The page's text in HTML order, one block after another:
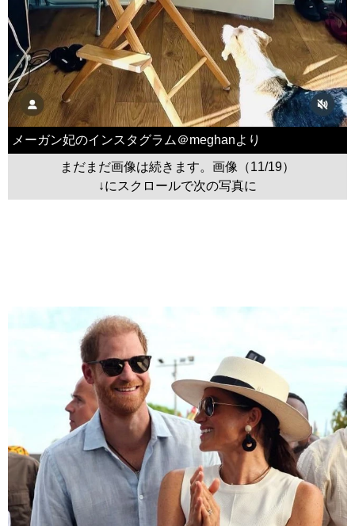
メーガン妃のインスタグラム＠meghanより
まだまだ画像は続きます。画像（11/19）
↓にスクロールで次の写真に